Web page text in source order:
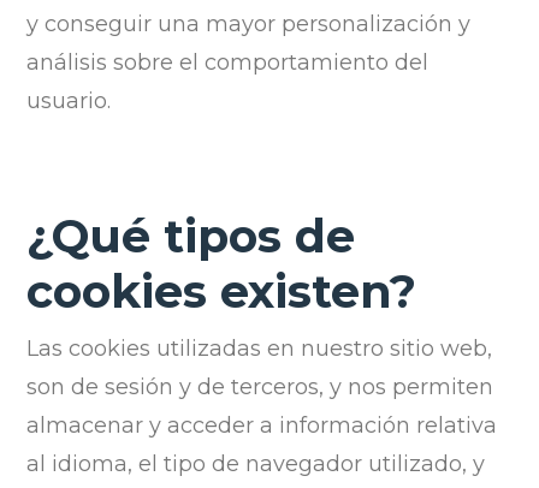
y conseguir una mayor personalización y
análisis sobre el comportamiento del
usuario.
¿Qué tipos de
cookies existen?
Las cookies utilizadas en nuestro sitio web,
son de sesión y de terceros, y nos permiten
almacenar y acceder a información relativa
al idioma, el tipo de navegador utilizado, y